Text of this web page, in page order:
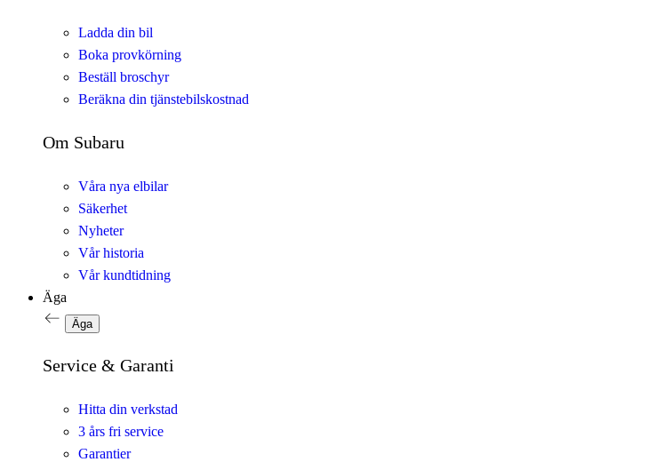
Ladda din bil
Boka provkörning
Beställ broschyr
Beräkna din tjänstebilskostnad
Om Subaru
Våra nya elbilar
Säkerhet
Nyheter
Vår historia
Vår kundtidning
Äga
Äga
Service & Garanti
Hitta din verkstad
3 års fri service
Garantier